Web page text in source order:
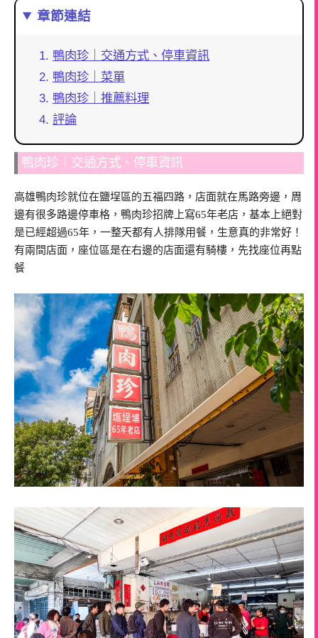
章節連結
鴨肉珍｜交通方式、停車資訊
鴨肉珍｜菜單
鴨肉珍｜推薦料理
評論
鴨肉珍｜交通方式、停車資訊
高雄鴨肉珍就位在鹽埕區的五福四路，店面就在馬路旁邊，周
邊有很多路邊停車格，鴨肉珍招牌上寫65年老店，基本上絕對
是已經超過65年，一整天都有人排隊用餐，生意真的非常好！
有兩間店面，座位區是在右邊的店面還有騎樓，先找座位再點
餐